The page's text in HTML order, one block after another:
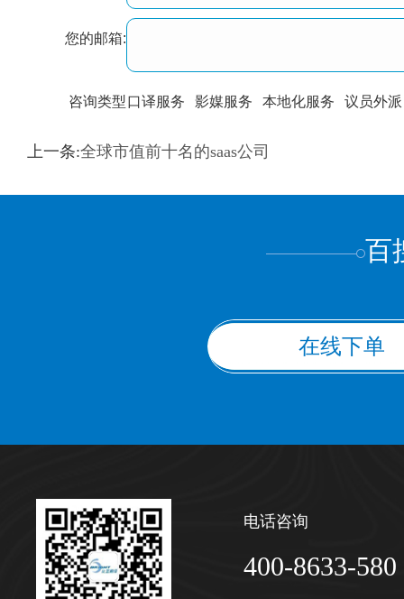
您的邮箱:
咨询类型口译服务 影媒服务 本地化服务 议员外派
训翻译 标准级 专业级
上一条:全球市值前十名的saas公司
百
在线下单
电话咨询
400-8633-580